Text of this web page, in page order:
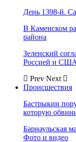
День 1398-й.
В Каменском
района
Зеленский
Россией и
Prev Next
Происшествия
Бастрыкин
которую
Барнаульская
Фото и видео